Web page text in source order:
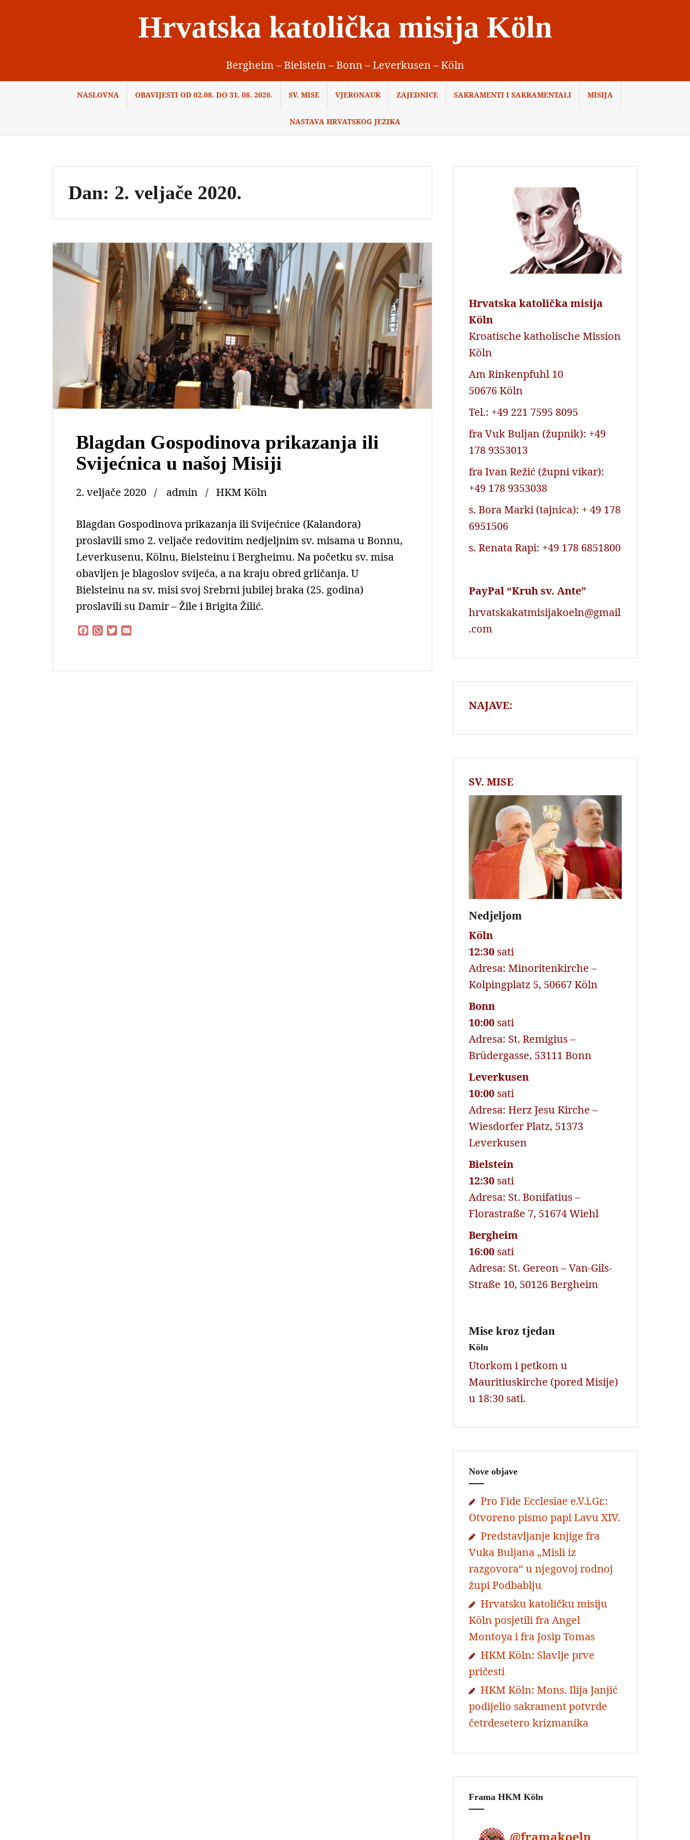
Hrvatska katolička misija Köln
Bergheim – Bielstein – Bonn – Leverkusen – Köln
NASLOVNA OBAVIJESTI OD 02.08. DO 31. 08. 2026. SV. MISE VJERONAUK ZAJEDNICE SAKRAMENTI I SAKRAMENTALI MISIJA
NASTAVA HRVATSKOG JEZIKA
Dan: 2. veljače 2020.
Blagdan Gospodinova prikazanja ili
Svijećnica u našoj Misiji
2. veljače 2020 admin HKM Köln
Blagdan Gospodinova prikazanja ili Svijećnice (Kalandora)
proslavili smo 2. veljače redovitim nedjeljnim sv. misama u Bonnu,
Leverkusenu, Kölnu, Bielsteinu i Bergheimu. Na početku sv. misa
obavljen je blagoslov svijeća, a na kraju obred grličanja. U
Bielsteinu na sv. misi svoj Srebrni jubilej braka (25. godina)
proslavili su Damir – Žile i Brigita Žilić.
b
W
s
t
l
Hrvatska katolička misija
Köln
Kroatische katholische Mission
Köln
Am Rinkenpfuhl 10
50676 Köln
Tel.: +49 221 7595 8095
fra Vuk Buljan (župnik): +49
178 9353013
fra Ivan Režić (župni vikar):
+49 178 9353038
s. Bora Marki (tajnica): + 49 178
6951506
s. Renata Rapi: +49 178 6851800
PayPal “Kruh sv. Ante”
hrvatskakatmisijakoeln@gmail
.com
NAJAVE:
SV. MISE
Nedjeljom
Köln
12:30 sati
Adresa: Minoritenkirche –
Kolpingplatz 5, 50667 Köln
Bonn
10:00 sati
Adresa: St. Remigius –
Brüdergasse, 53111 Bonn
Leverkusen
10:00 sati
Adresa: Herz Jesu Kirche –
Wiesdorfer Platz, 51373
Leverkusen
Bielstein
12:30 sati
Adresa: St. Bonifatius –
Florastraße 7, 51674 Wiehl
Bergheim
16:00 sati
Adresa: St. Gereon – Van-Gils-
Straße 10, 50126 Bergheim
Mise kroz tjedan
Köln
Utorkom i petkom u
Mauritiuskirche (pored Misije)
u 18:30 sati.
Nove objave
Pro Fide Ecclesiae e.V.i.Gr.:
Otvoreno pismo papi Lavu XIV.
Predstavljanje knjige fra
Vuka Buljana „Misli iz
razgovora“ u njegovoj rodnoj
župi Podbablju
Hrvatsku katoličku misiju
Köln posjetili fra Angel
Montoya i fra Josip Tomas
HKM Köln: Slavlje prve
pričesti
HKM Köln: Mons. Ilija Janjić
podijelio sakrament potvrde
četrdesetero krizmanika
Frama HKM Köln